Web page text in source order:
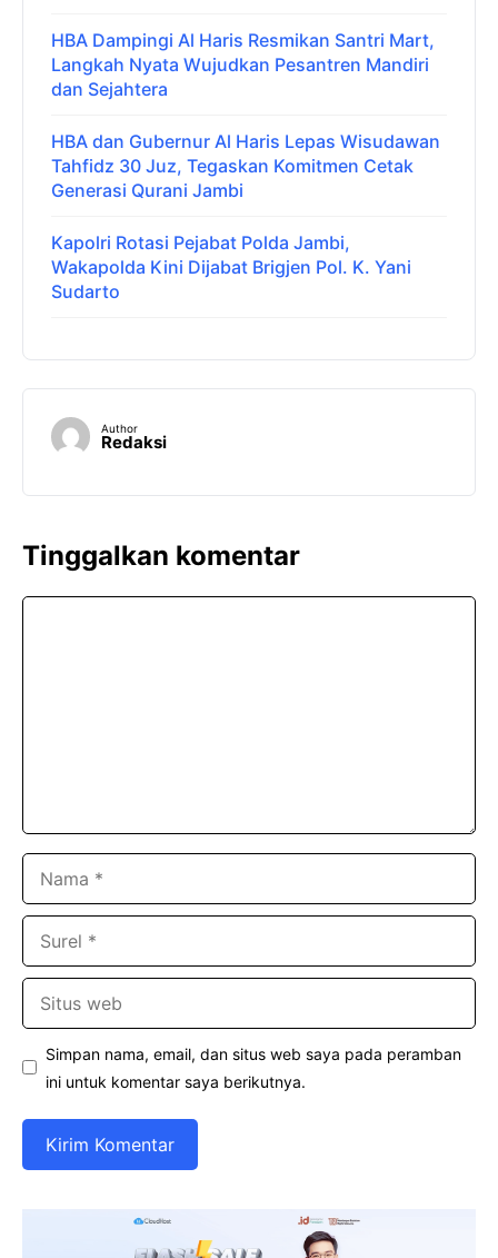
HBA Dampingi Al Haris Resmikan Santri Mart,
Langkah Nyata Wujudkan Pesantren Mandiri
dan Sejahtera
HBA dan Gubernur Al Haris Lepas Wisudawan
Tahfidz 30 Juz, Tegaskan Komitmen Cetak
Generasi Qurani Jambi
Kapolri Rotasi Pejabat Polda Jambi,
Wakapolda Kini Dijabat Brigjen Pol. K. Yani
Sudarto
Author
Redaksi
Tinggalkan komentar
Simpan nama, email, dan situs web saya pada peramban
ini untuk komentar saya berikutnya.